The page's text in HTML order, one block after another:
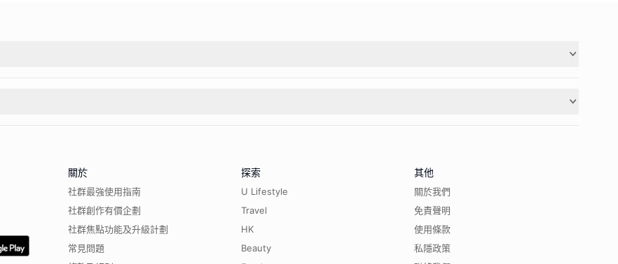
關於
社群最強使用指南
社群創作有價企劃
社群焦點功能及升級計劃
常見問題
探索
U Lifestyle
Travel
HK
Beauty
其他
關於我們
免責聲明
使用條款
私隱政策